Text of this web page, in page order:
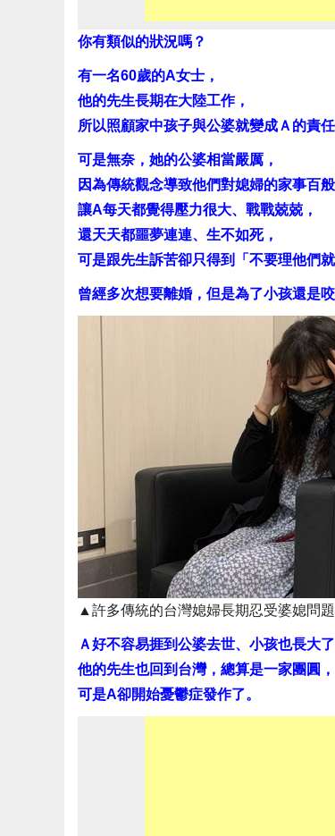
你有類似的狀況嗎？
有一名60歲的A女士，
他的先生長期在大陸工作，
所以照顧家中孩子與公婆就變成Ａ的責任
可是無奈，她的公婆相當嚴厲，
因為傳統觀念導致他們對媳婦的家事百般
讓A每天都覺得壓力很大、戰戰兢兢，
還天天都噩夢連連、生不如死，
可是跟先生訴苦卻只得到「不要理他們就
曾經多次想要離婚，但是為了小孩還是咬
▲許多傳統的台灣媳婦長期忍受婆媳問
Ａ好不容易捱到公婆去世、小孩也長大了
他的先生也回到台灣，總算是一家團圓，
可是A卻開始憂鬱症發作了。